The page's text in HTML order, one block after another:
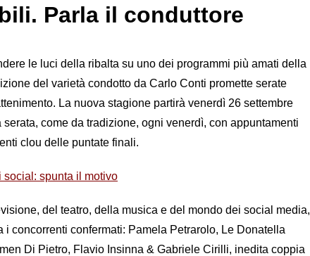
Parla il conduttore
le luci della ribalta su uno dei programmi più amati della
del varietà condotto da Carlo Conti promette serate
La nuova stagione partirà venerdì 26 settembre
come da tradizione, ogni venerdì, con appuntamenti
clou delle puntate finali.
spunta il motivo
del teatro, della musica e del mondo dei social media,
concorrenti confermati: Pamela Petrarolo, Le Donatella
Di Pietro, Flavio Insinna & Gabriele Cirilli, inedita coppia